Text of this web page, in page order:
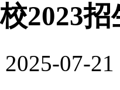
2023
07-21